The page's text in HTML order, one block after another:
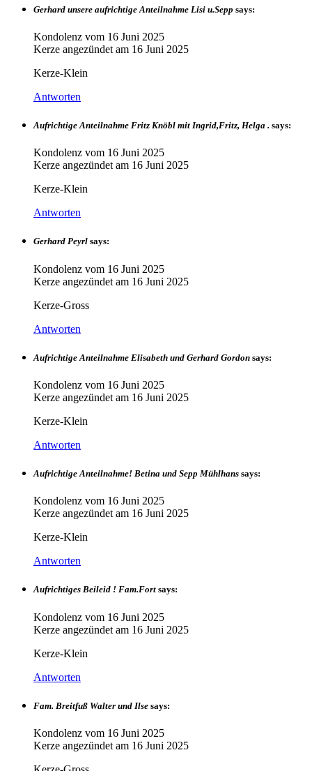
Gerhard unsere aufrichtige Anteilnahme Lisi u.Sepp says:
Kondolenz vom 16 Juni 2025
Kerze angezündet am 16 Juni 2025
Kerze-Klein
Antworten
Aufrichtige Anteilnahme Fritz Knöbl mit Ingrid,Fritz, Helga . says:
Kondolenz vom 16 Juni 2025
Kerze angezündet am 16 Juni 2025
Kerze-Klein
Antworten
Gerhard Peyrl says:
Kondolenz vom 16 Juni 2025
Kerze angezündet am 16 Juni 2025
Kerze-Gross
Antworten
Aufrichtige Anteilnahme Elisabeth und Gerhard Gordon says:
Kondolenz vom 16 Juni 2025
Kerze angezündet am 16 Juni 2025
Kerze-Klein
Antworten
Aufrichtige Anteilnahme! Betina und Sepp Mühlhans says:
Kondolenz vom 16 Juni 2025
Kerze angezündet am 16 Juni 2025
Kerze-Klein
Antworten
Aufrichtiges Beileid ! Fam.Fort says:
Kondolenz vom 16 Juni 2025
Kerze angezündet am 16 Juni 2025
Kerze-Klein
Antworten
Fam. Breitfuß Walter und Ilse says:
Kondolenz vom 16 Juni 2025
Kerze angezündet am 16 Juni 2025